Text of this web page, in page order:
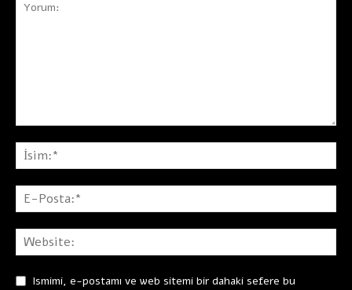
Ismimi, e-postamı ve web sitemi bir dahaki sefere bu